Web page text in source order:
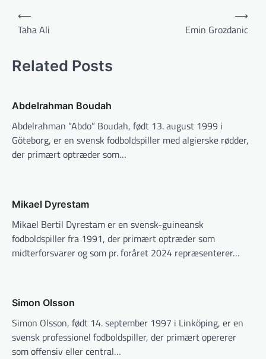
Indlægsnavigation
⟵
Taha Ali
Emin Grozdanic
⟶
Related Posts
Abdelrahman Boudah
Abdelrahman “Abdo” Boudah, født 13. august 1999 i
Göteborg, er en svensk fodboldspiller med algierske rødder,
der primært optræder som…
Mikael Dyrestam
Mikael Bertil Dyrestam er en svensk-guineansk
fodboldspiller fra 1991, der primært optræder som
midterforsvarer og som pr. foråret 2024 repræsenterer…
Simon Olsson
Simon Olsson, født 14. september 1997 i Linköping, er en
svensk professionel fodboldspiller, der primært opererer
som offensiv eller central…